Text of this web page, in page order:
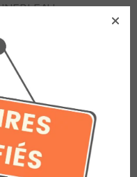
creteil.fr